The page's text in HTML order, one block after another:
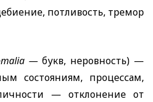
потливость, тремор
— букв, неровность) —
состояниям, процессам,
— отклонение от